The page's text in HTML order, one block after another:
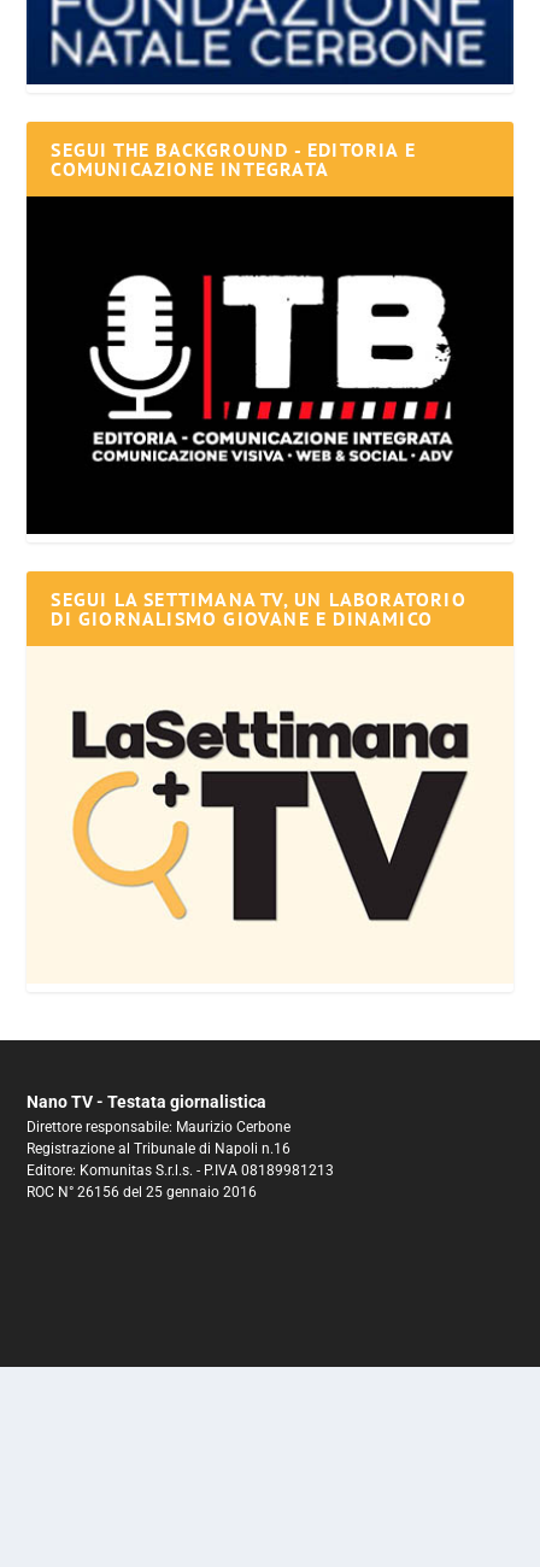
SEGUI THE BACKGROUND - EDITORIA E
COMUNICAZIONE INTEGRATA
SEGUI LA SETTIMANA TV, UN LABORATORIO
DI GIORNALISMO GIOVANE E DINAMICO
Nano TV - Testata giornalistica
Direttore responsabile: Maurizio Cerbone
Registrazione al Tribunale di Napoli n.16
Editore: Komunitas S.r.l.s. - P.IVA 08189981213
ROC N° 26156 del 25 gennaio 2016